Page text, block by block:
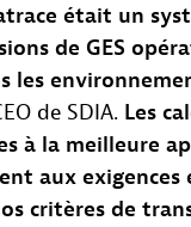
était un
de GES
les
de SDIA. Les
à la meilleure
aux
critères de